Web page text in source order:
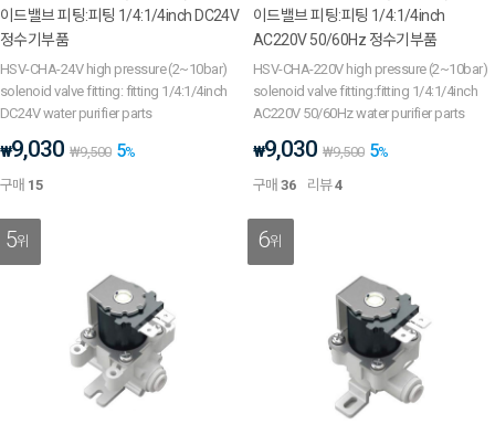
이드밸브 피팅:피팅 1/4:1/4inch DC24V
정수기부품
HSV-CHA-24V high pressure (2~10bar)
solenoid valve fitting: fitting 1/4:1/4inch
DC24V water purifier parts
₩9,030 ₩9,500 5%
구매 15
이드밸브 피팅:피팅 1/4:1/4inch
AC220V 50/60Hz 정수기부품
HSV-CHA-220V high pressure (2~10bar)
solenoid valve fitting:fitting 1/4:1/4inch
AC220V 50/60Hz water purifier parts
₩9,030 ₩9,500 5%
구매36 리뷰4
5위 6위